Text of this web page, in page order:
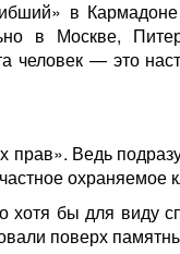
в
в Москве,
человек — это
прав». Ведь
охраняемое
хотя бы для виду
поверх